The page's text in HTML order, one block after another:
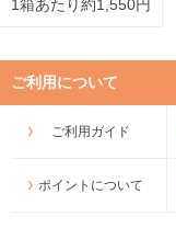
1箱あたり約1,550円
ご利用について
ご利用ガイド
ポイントについて